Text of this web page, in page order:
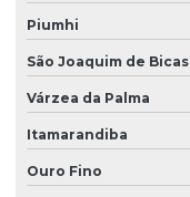
Piumhi
São Joaquim de Bicas
Várzea da Palma
Itamarandiba
Ouro Fino